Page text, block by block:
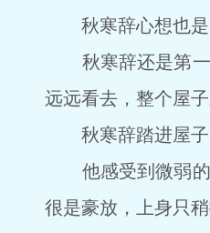
秋寒辞心想也是
秋寒辞还是第一
远远看去，整个屋
秋寒辞踏进屋子
他感受到微弱的
很是豪放，上身只